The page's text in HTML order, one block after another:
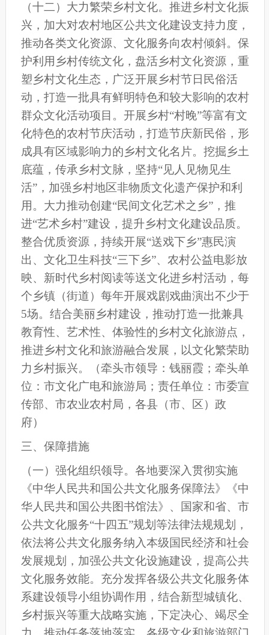
（十二）大力繁荣乡村文化。 推进乡村文化振
兴，加大对农村地区公共文化建设支持力度，
推动各类文化资源、文化服务向农村倾斜。保
护利用乡村传统文化，盘活乡村文化资源，重
塑乡村文化生态，广泛开展乡村节日民俗活
动，打造一批具有鲜明特色和较大影响的农村
群众文化活动项目。开展乡村“村晚”等富有文
化特色的农村节庆活动，打造节庆新民俗，形
成具有区域影响力的乡村文化名片。挖掘乡土
底蕴，传承乡村文脉，坚持“见人见物见生
活”，加强乡村地区非物质文化遗产保护和利
用。大力推动创建“民间文化艺术之乡”，推
进“艺术乡村”建设，提升乡村文化建设品质。
整合优质资源，持续开展“送戏下乡”惠民演
出、文化卫生科技“三下乡”、农村公益电影放
映、新时代乡村阅读等送文化进乡村活动，每
个乡镇（街道）每年开展戏剧戏曲演出不少于
5场。结合美丽乡村建设，推动打造一批兼具
教育性、艺术性、体验性的乡村文化旅游点，
推进乡村文化和旅游融合发展，以文化繁荣助
力乡村振兴。
（牵头市领导：钱丽霞；牵头单
位：市文化广电和旅游局；责任单位：市委宣
传部、 市农业农村局，各县（市、区）政
府）
三、 保障措施
（一）强化组织领导。 各地要深入贯彻实施
《中华人民共和国公共文化服务保障法》
《中
华人民共和国公共图书馆法》、国家和省、市
公共文化服务“十四五”规划 等法律法规规划
，
依法将公共文化服务纳入本级国民经济和社会
发展规划，加强公共文化设施建设，提高公共
文化服务效能。充分发挥各级公共文化服务体
系建设领导小组协调作用，结合新型城镇化、
乡村振兴等重大战略实施， 下定决心、竭尽全